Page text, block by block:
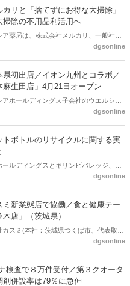
カリと「捨てずにお得な大掃除」
掃除の不用品利活用へ
ア薬局は、株式会社メルカリ、一般社団
連携し、2022年12月14日（水）より
カリ教室を期間限定で首都圏のウエル
る。
dgsonline
県初出店／イオン九州とコラボ／
生田店」4月21日オープン
アホールディングス子会社のウエルシア
出店となる「ウエルシア熊本麻生田店」
dgsonline
トボトルのリサイクルに関する実
ールディングスとキリンビバレッジ、お
トル to ボトル」のリサイクルモデルの確
約 190 店舖で順次実施するもの。
dgsonline
ミ新業態店で協働／食と健康テー
店」（茨城県）
カスミ(本社：茨城県つくば市、代表取締
スミの新業態店舗「BLANDE」1号店をx
展開で、調剤提供などでウエルシア薬局
dgsonline
検査で８万件受付／第３クオータ
併設率は79％に急伸